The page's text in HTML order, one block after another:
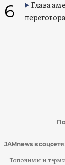
6
Глава
JAMnews в
Топонимы и